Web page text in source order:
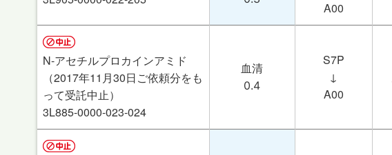
A00
N-アセチルプロカインアミド
（2017年11月30日ご依頼分をも
って受託中止）
3L885-0000-023-024
血清
0.4
S7P
↓
A00